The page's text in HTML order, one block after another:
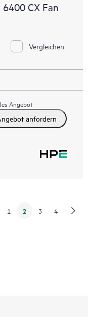
CX Fan
Vergleichen
Angebot
anfordern
1 2 3 4